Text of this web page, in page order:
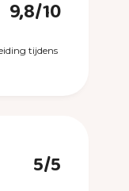
9,8/10
tijdens
5/5